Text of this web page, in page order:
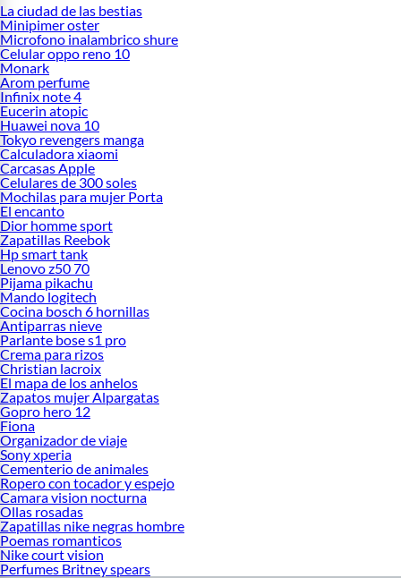
La ciudad de las bestias
Minipimer oster
Microfono inalambrico shure
Celular oppo reno 10
Monark
Arom perfume
Infinix note 4
Eucerin atopic
Huawei nova 10
Tokyo revengers manga
Calculadora xiaomi
Carcasas Apple
Celulares de 300 soles
Mochilas para mujer Porta
El encanto
Dior homme sport
Zapatillas Reebok
Hp smart tank
Lenovo z50 70
Pijama pikachu
Mando logitech
Cocina bosch 6 hornillas
Antiparras nieve
Parlante bose s1 pro
Crema para rizos
Christian lacroix
El mapa de los anhelos
Zapatos mujer Alpargatas
Gopro hero 12
Fiona
Organizador de viaje
Sony xperia
Cementerio de animales
Ropero con tocador y espejo
Camara vision nocturna
Ollas rosadas
Zapatillas nike negras hombre
Poemas romanticos
Nike court vision
Perfumes Britney spears